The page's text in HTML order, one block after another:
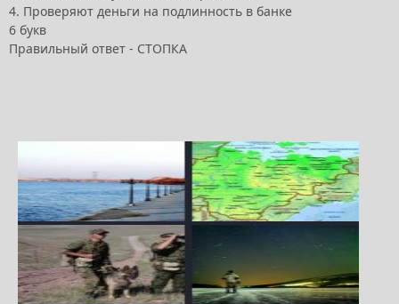
4. Проверяют деньги на подлинность в банке
6 букв
Правильный ответ - СТОПКА